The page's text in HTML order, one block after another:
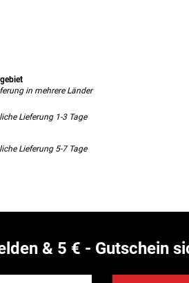
in mehrere Länder
Lieferung 1-3 Tage
Lieferung 5-7 Tage
& 5 € - Gutschein